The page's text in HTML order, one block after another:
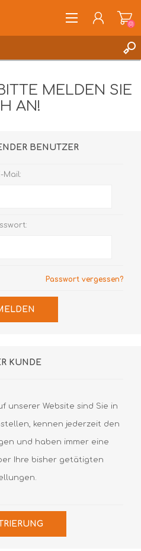
(0)
MELDEN SIE
AN!
BENUTZER
Mail:
Passwort vergessen?
KUNDE
unserer Website sind Sie in
kennen jederzeit den
und haben immer eine
Ihre bisher getätigten